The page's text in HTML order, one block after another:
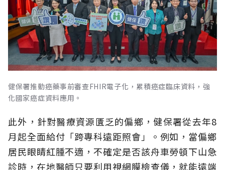
健保署推動癌藥事前審查FHIR電子化，累積癌症臨床資料，強
化國家癌症資料應用。
此外，針對醫療資源匱乏的偏鄉，健保署從去年8
月起全面給付「跨專科遠距照會」。例如，當偏鄉
居民眼睛紅腫不適，不確定是否該舟車勞頓下山急
診時，在地醫師只要利用視網膜檢查儀，就能遠端